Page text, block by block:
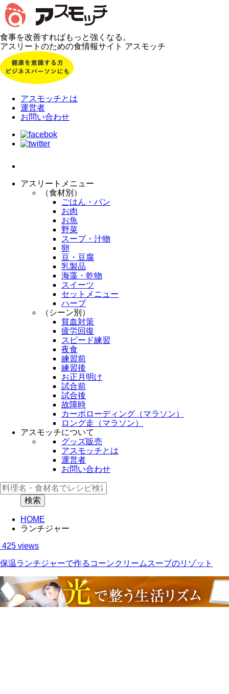
食事を改善すればもっと強くなる。
アスリートのための食情報サイト アスモッチ
アスモッチとは
運営者
お問い合わせ
アスリートメニュー
（食材別）
ごはん・パン
お肉
お魚
野菜
スープ・汁物
卵
豆・豆腐
乳製品
海藻・乾物
スイーツ
セットメニュー
ハーブ
（シーン別）
貧血対策
疲労回復
スピード練習
夜食
練習前
練習後
お正月明け
試合前
試合後
故障時
カーボローディング（マラソン）
ロング走（マラソン）
アスモッチについて
グッズ販売
アスモッチとは
運営者
お問い合わせ
HOME
ランチジャー
425 views
保温ランチジャーで作るコーンクリームスープのリゾット